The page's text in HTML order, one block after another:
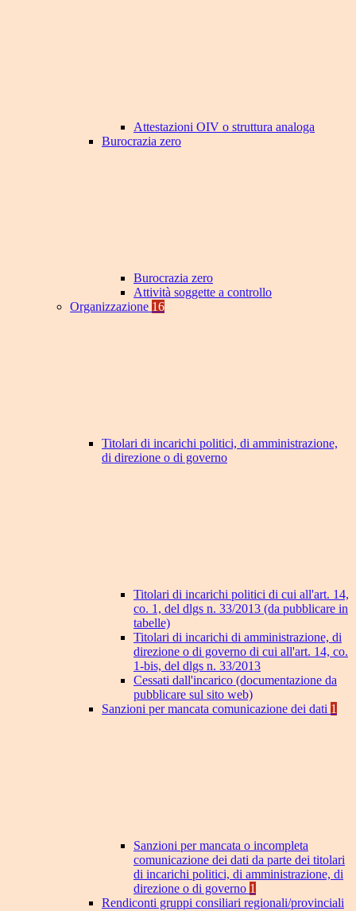
Attestazioni OIV o struttura analoga
Burocrazia zero
Burocrazia zero
Attività soggette a controllo
Organizzazione 16
Titolari di incarichi politici, di amministrazione,
di direzione o di governo
Titolari di incarichi politici di cui all'art. 14,
co. 1, del dlgs n. 33/2013 (da pubblicare in
tabelle)
Titolari di incarichi di amministrazione, di
direzione o di governo di cui all'art. 14, co.
1-bis, del dlgs n. 33/2013
Cessati dall'incarico (documentazione da
pubblicare sul sito web)
Sanzioni per mancata comunicazione dei dati 1
Sanzioni per mancata o incompleta
comunicazione dei dati da parte dei titolari
di incarichi politici, di amministrazione, di
direzione o di governo 1
Rendiconti gruppi consiliari regionali/provinciali